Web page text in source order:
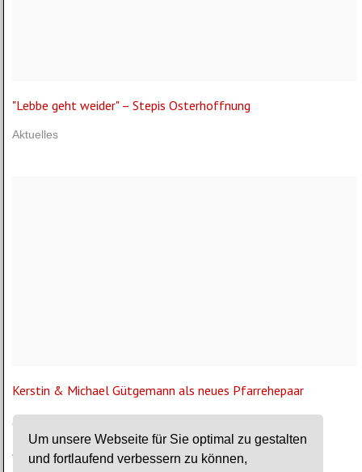
Um unsere Webseite für Sie optimal zu gestalten
und fortlaufend verbessern zu können,
"Lebbe geht weider" – Stepis Osterhoffnung
Aktuelles
Kerstin & Michael Gütgemann als neues Pfarrehepaar
eingeführt
Aktuelles